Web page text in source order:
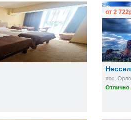
пос.
Отлично
от 2 722